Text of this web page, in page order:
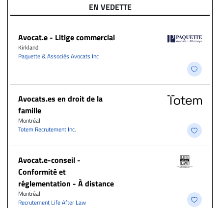
EN VEDETTE
Avocat.e - Litige commercial
Kirkland
Paquette & Associés Avocats Inc
Avocats.es en droit de la
famille
Montréal
Totem Recrutement Inc.
​Avocat.e-conseil -
Conformité et
réglementation - À distance
Montréal
Recrutement Life After Law